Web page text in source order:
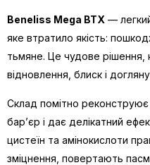
Beneliss Mega BTX —
яке втратило якість:
тьмяне. Це чудове рішення,
відновлення, блиск і
Склад помітно
бар’єр і дає делікатний
цистеїн та амінокислоти
зміцнення, повертають